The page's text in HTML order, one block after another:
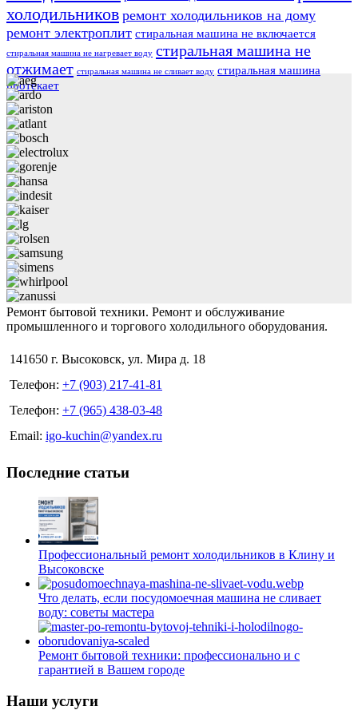
холодильников ремонт холодильников на дому
ремонт электроплит стиральная машина не включается
стиральная машина не нагревает воду стиральная машина не
отжимает стиральная машина не сливает воду стиральная машина
протекает
Ремонт бытовой техники. Ремонт и обслуживание
промышленного и торгового холодильного оборудования.
141650 г. Высоковск, ул. Мира д. 18
Телефон: +7 (903) 217-41-81
Телефон: +7 (965) 438-03-48
Email: igo-kuchin@yandex.ru
Последние статьи
Профессиональный ремонт холодильников в Клину и
Высоковске
Что делать, если посудомоечная машина не сливает
воду: советы мастера
Ремонт бытовой техники: профессионально и с
гарантией в Вашем городе
Наши услуги